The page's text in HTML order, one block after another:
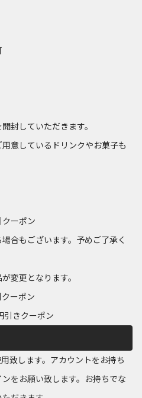
封していただきます。
意しているドリンクやお菓子も
ーポン
合もございます。予めご了承く
変更となります。
ーポン
引きクーポン
致します。アカウントをお持ち
をお願い致します。お持ちでな